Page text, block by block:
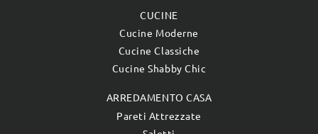
CUCINE
Cucine Moderne
Cucine Classiche
Cucine Shabby Chic
ARREDAMENTO CASA
Pareti Attrezzate